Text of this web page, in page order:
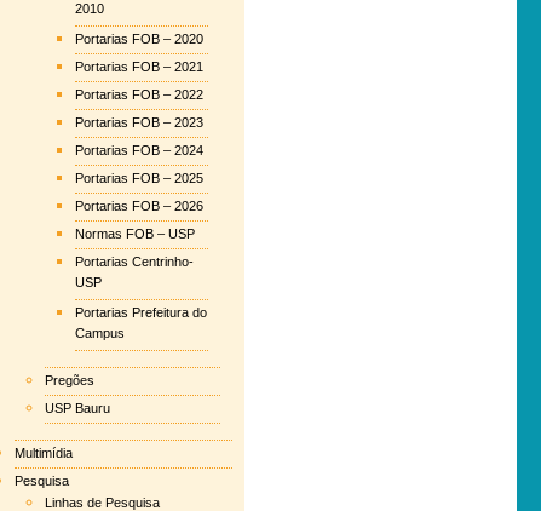
2010
Portarias FOB – 2020
Portarias FOB – 2021
Portarias FOB – 2022
Portarias FOB – 2023
Portarias FOB – 2024
Portarias FOB – 2025
Portarias FOB – 2026
Normas FOB – USP
Portarias Centrinho-
USP
Portarias Prefeitura do
Campus
Pregões
USP Bauru
Multimídia
Pesquisa
Linhas de Pesquisa